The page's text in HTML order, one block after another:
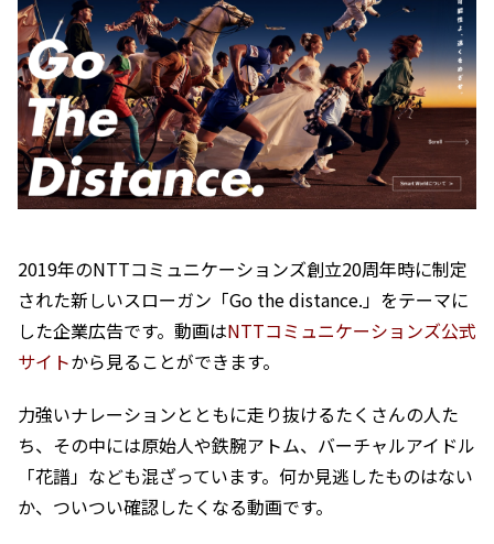
2019年のNTTコミュニケーションズ創立20周年時に制定
された新しいスローガン「Go the distance.」をテーマに
した企業広告です。動画はNTTコミュニケーションズ公式
サイトから見ることができます。
力強いナレーションとともに走り抜けるたくさんの人た
ち、その中には原始人や鉄腕アトム、バーチャルアイドル
「花譜」なども混ざっています。何か見逃したものはない
か、ついつい確認したくなる動画です。